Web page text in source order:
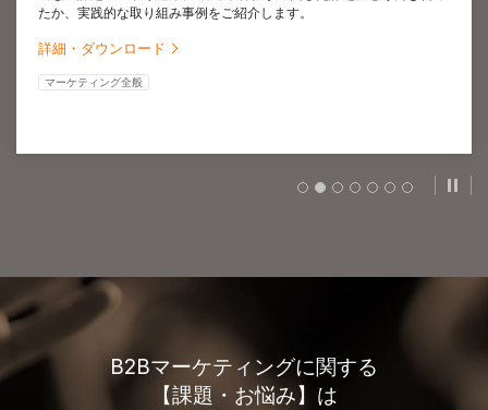
たか、実践的な取り組み事例をご紹介します。
詳細・ダウンロード
マーケティング全般
B2Bマーケティングに関する
【課題・お悩み】は